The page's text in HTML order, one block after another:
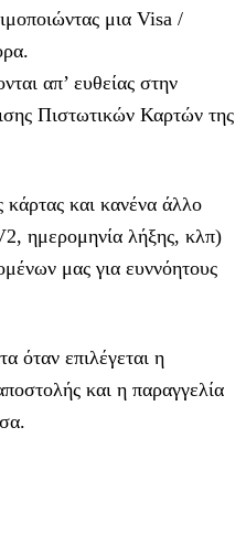
μια Visa /
απ’ ευθείας στην
Πιστωτικών Καρτών της
κάρτας και κανένα άλλο
ημερομηνία λήξης, κλπ)
μας για ευννόητους
όταν επιλέγεται η
και η παραγγελία